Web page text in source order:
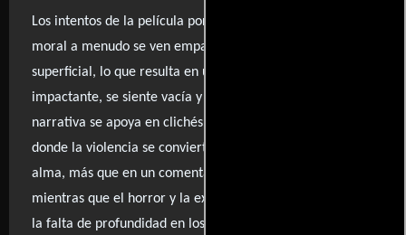
Los intentos de la película por ofrecer una declaración
moral a menudo se ven empañados por su enfoque
superficial, lo que resulta en una experiencia que, aunque
impactante, se siente vacía y poco satisfactoria. La
narrativa se apoya en clichés y una ejecución plana,
donde la violencia se convierte en un espectáculo sin
alma, más que en un comentario social. Por lo tanto,
mientras que el horror y la explotación están presentes,
la falta de profundidad en los personajes y la historia deja